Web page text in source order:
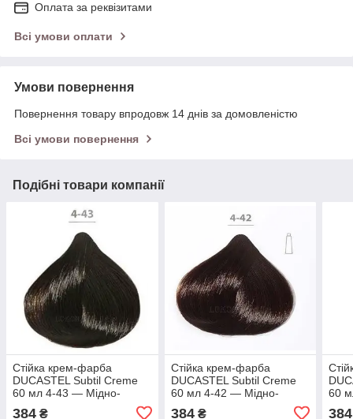
Оплата за реквізитами
Всі умови оплати
Умови повернення
Повернення товару впродовж 14 днів за домовленістю
Всі умови повернення
Подібні товари компанії
Стійка крем-фарба
DUCASTEL Subtil Creme
60 мл 4-43 — Мідно-
384 ₴
Стійка крем-фарба
DUCASTEL Subtil Creme
60 мл 4-42 — Мідно-
384₴
60
384